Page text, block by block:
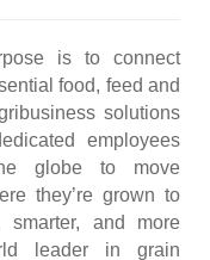
is to connect
food, feed and
solutions
employees
globe to move
they’re grown to
smarter, and more
leader in grain